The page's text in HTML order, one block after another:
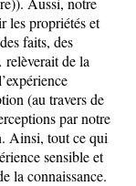
les propriétés et
faits, des
de la
(au travers de
par notre
Ainsi, tout ce qui
sensible et
la connaissance.